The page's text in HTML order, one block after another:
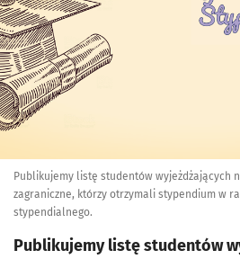
Publikujemy listę studentów wyjeżdżających
zagraniczne, którzy otrzymali stypendium w
stypendialnego.
Publikujemy listę studentów